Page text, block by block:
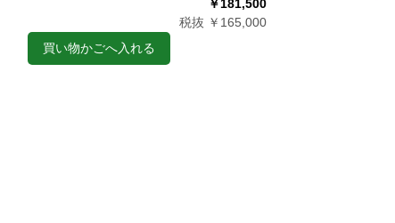
￥181,500
税抜 ￥165,000
買い物かごへ入れる